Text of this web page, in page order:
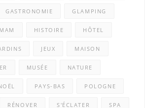
GASTRONOMIE GLAMPING
HISTOIRE HÔTEL
JEUX MAISON
MUSÉE NATURE
PAYS-BAS POLOGNE
RÉNOVER S'ÉCLATER SPA